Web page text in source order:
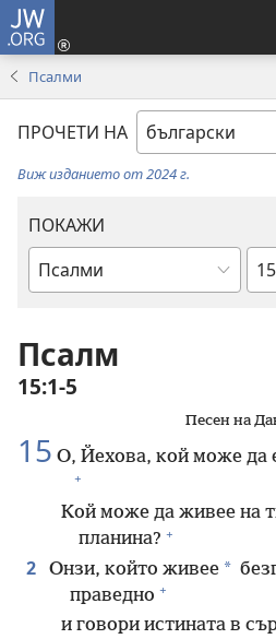
JW.ORG
Псалми
ПРОЧЕТИ НА
Виж изданието от 2024 г.
ПОКАЖИ
Библейска
Псалм
15:1-5
Песен на
15 О, Йехова, кой може да
+
Кой може да живее на
планина? +
2 Онзи, който живее *
праведно +
и говори истината в